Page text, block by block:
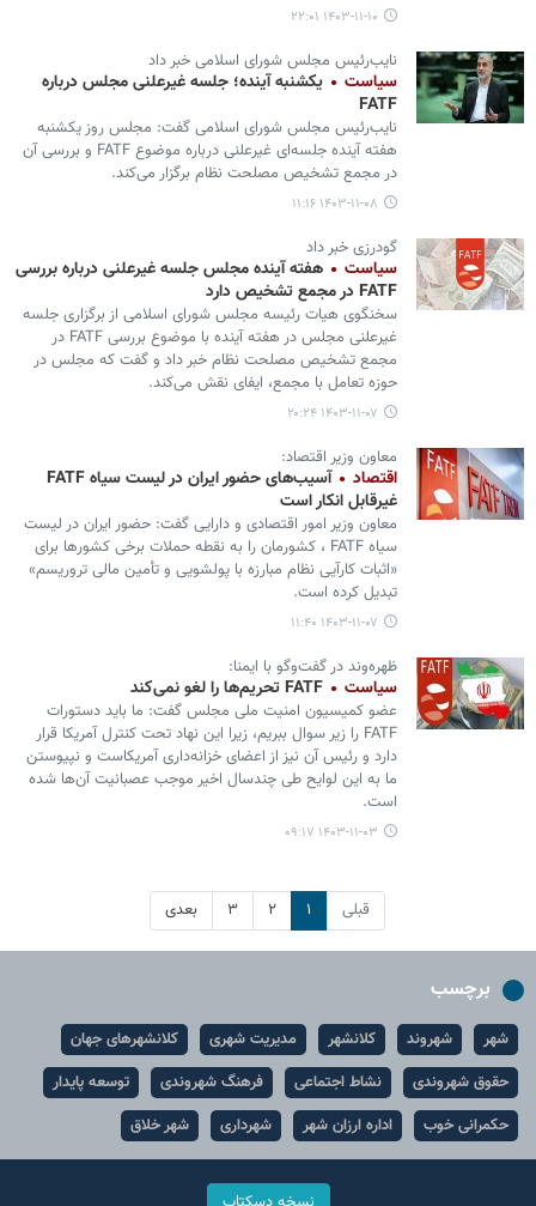
۱۴۰۳-۱۱-۱۰ ۲۲:۰۱
نایب‌رئیس مجلس شورای اسلامی خبر داد
سیاست
یکشنبه آینده؛ جلسه غیرعلنی مجلس درباره
FATF
نایب‌رئیس مجلس شورای اسلامی گفت: مجلس روز یکشنبه
هفته آینده جلسه‌ای غیرعلنی درباره موضوع FATF و بررسی آن
در مجمع تشخیص مصلحت نظام برگزار می‌کند.
۱۴۰۳-۱۱-۰۸ ۱۱:۱۶
گودرزی خبر داد
سیاست
هفته آینده مجلس جلسه غیرعلنی درباره بررسی
FATF در مجمع تشخیص دارد
سخنگوی هیات رئیسه مجلس شورای اسلامی از برگزاری جلسه
غیرعلنی مجلس در هفته آینده با موضوع بررسی FATF در
مجمع تشخیص مصلحت نظام خبر داد و گفت که مجلس در
حوزه تعامل با مجمع، ایفای نقش می‌کند.
۱۴۰۳-۱۱-۰۷ ۲۰:۲۴
معاون وزیر اقتصاد:
اقتصاد
آسیب‌های حضور ایران در لیست سیاه FATF
غیرقابل انکار است
معاون وزیر امور اقتصادی و دارایی گفت: حضور ایران در لیست
سیاه FATF ، کشورمان را به نقطه حملات برخی کشورها برای
«اثبات کارآیی نظام مبارزه با پولشویی و تأمین مالی تروریسم»
تبدیل کرده است.
۱۴۰۳-۱۱-۰۷ ۱۱:۴۰
ظهره‌وند در گفت‌وگو با ایمنا:
سیاست FATF تحریم‌ها را لغو نمی‌کند
عضو کمیسیون امنیت ملی مجلس گفت: ما باید دستورات
FATF را زیر سوال ببریم، زیرا این نهاد تحت کنترل آمریکا قرار
دارد و رئیس آن نیز از اعضای خزانه‌داری آمریکاست و نپیوستن
ما به این لوایح طی چندسال اخیر موجب عصبانیت آن‌ها شده
است.
۱۴۰۳-۱۱-۰۳ ۰۹:۱۷
قبلی ۱ ۲ ۳ بعدی
برچسب
شهر شهروند کلانشهر مدیریت شهری
کلانشهرهای جهان
حقوق شهروندی
نشاط اجتماعی فرهنگ شهروندی
توسعه پایدار
حکمرانی خوب
اداره ارزان شهر شهرداری شهر خلاق